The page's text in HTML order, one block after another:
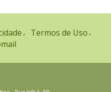
Termos de Uso